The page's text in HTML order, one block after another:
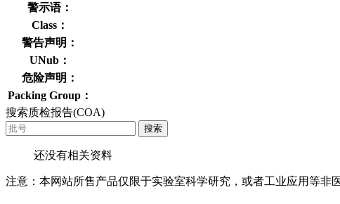
警示语：
Class：
警告声明：
UNub：
危险声明：
Packing Group：
搜索质检报告(COA)
搜索
还没有相关资料
注意：本网站所售产品仅限于实验室科学研究，或者工业应用等非